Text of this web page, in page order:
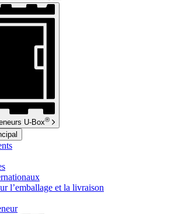
U-Box®
l’emballage et la livraison